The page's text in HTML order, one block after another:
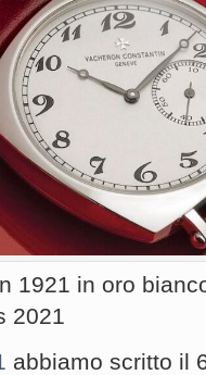
1921 in oro
2021
abbiamo scritto il